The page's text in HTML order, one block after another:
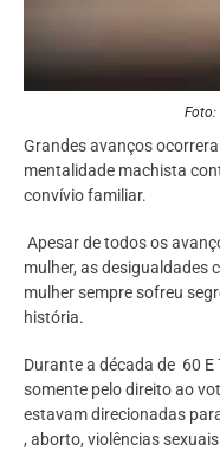
Foto:
Grandes avanços
mentalidade machista
convívio familiar.
Apesar de todos os
mulher, as desigualdades
mulher sempre sofreu
história.
Durante a década de 60
somente pelo direito ao
estavam direcionadas
, aborto, violências